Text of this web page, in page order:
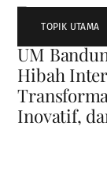
TOPIK UTAMA
UM
Hibah
Inovatif,